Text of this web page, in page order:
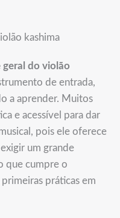
kashima
geral do violão
de entrada,
a aprender. Muitos
e acessível para dar
pois ele oferece
um grande
que cumpre o
primeiras práticas em